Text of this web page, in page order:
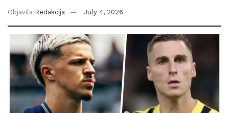
Objavila Redakcija July 4, 2026